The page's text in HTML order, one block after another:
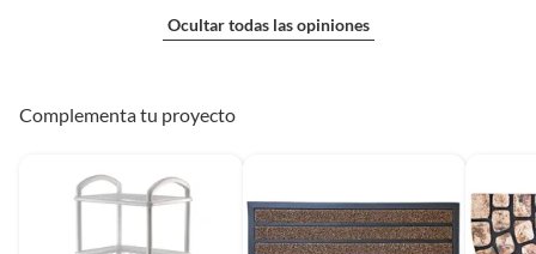
Ocultar todas las opiniones
Complementa tu proyecto